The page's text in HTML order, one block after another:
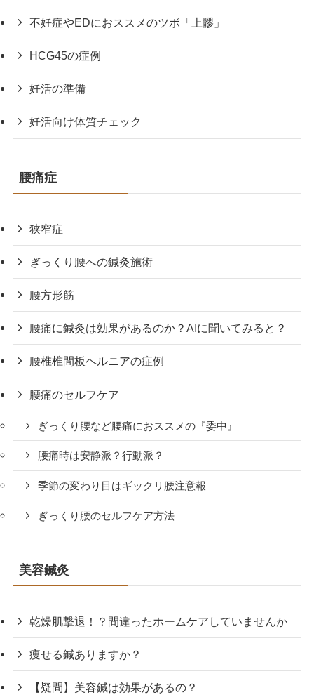
不妊症やEDにおススメのツボ「上髎」
HCG45の症例
妊活の準備
妊活向け体質チェック
腰痛症
狭窄症
ぎっくり腰への鍼灸施術
腰方形筋
腰痛に鍼灸は効果があるのか？AIに聞いてみると？
腰椎椎間板ヘルニアの症例
腰痛のセルフケア
ぎっくり腰など腰痛におススメの『委中』
腰痛時は安静派？行動派？
季節の変わり目はギックリ腰注意報
ぎっくり腰のセルフケア方法
美容鍼灸
乾燥肌撃退！？間違ったホームケアしていませんか
痩せる鍼ありますか？
【疑問】美容鍼は効果があるの？